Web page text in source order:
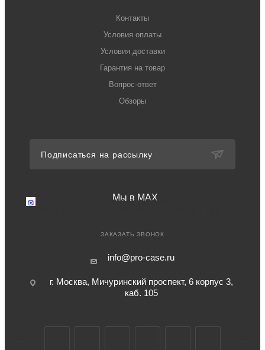
Контакты
Условия оплаты
Условия доставки
Гарантия на товар
Вопрос-ответ
Обзоры
Подписаться на рассылку
Мы в MAX
Мы в MAX
Перейдите в мессенджер MAX
ЗАКАЗАТЬ ЗВОНОК
info@pro-case.ru
г. Москва, Мичуринский проспект, 6 корпус 3,
каб. 105